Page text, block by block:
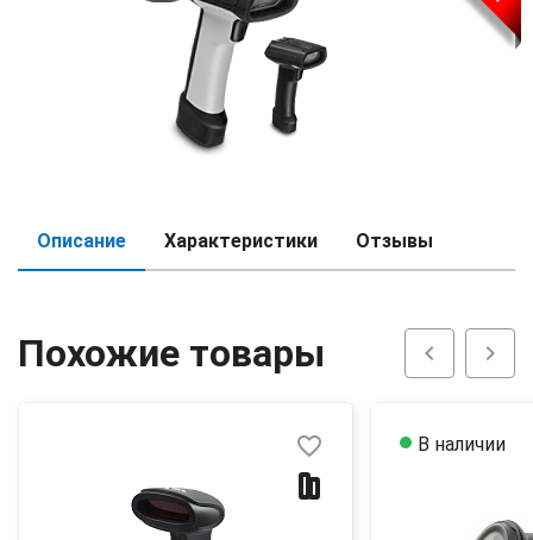
Описание Характеристики Отзывы
Похожие товары chevron_left chevron_right
favorite_border В наличии